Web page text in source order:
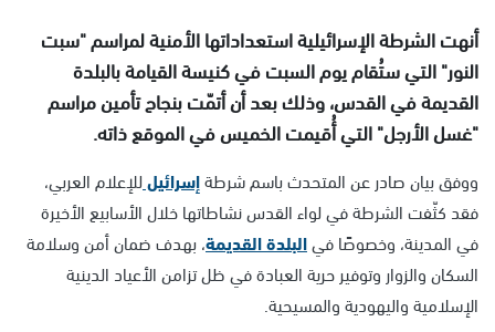
أنهت الشرطة الإسرائيلية استعداداتها الأمنية لمراسم "سبت
النور" التي ستُقام يوم السبت في كنيسة القيامة بالبلدة
القديمة في القدس، وذلك بعد أن أتمّت بنجاح تأمين مراسم
"غسل الأرجل" التي أُقيمت الخميس في الموقع ذاته.
ووفق بيان صادر عن المتحدث باسم شرطةإسرائيلللإعلام العربي،
فقد كثّفت الشرطة في لواء القدس نشاطاتها خلال الأسابيع الأخيرة
في المدينة، وخصوصًا فيالبلدة القديمة، بهدف ضمان أمن وسلامة
السكان والزوار وتوفير حرية العبادة في ظل تزامن الأعياد الدينية
الإسلامية واليهودية والمسيحية.